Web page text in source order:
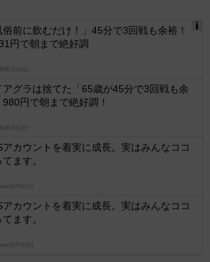
俗前に飲むだけ！」45分で3回戦も余裕！
円で朝まで絶好調
株式会社)
アグラは捨てた「65歳が45分で3回戦も余
980円で朝まで絶好調！
株式会社)
アカウントを着実に成長。実はみんなココ
ます。
合同会社)
アカウントを着実に成長。実はみんなココ
ます。
合同会社)